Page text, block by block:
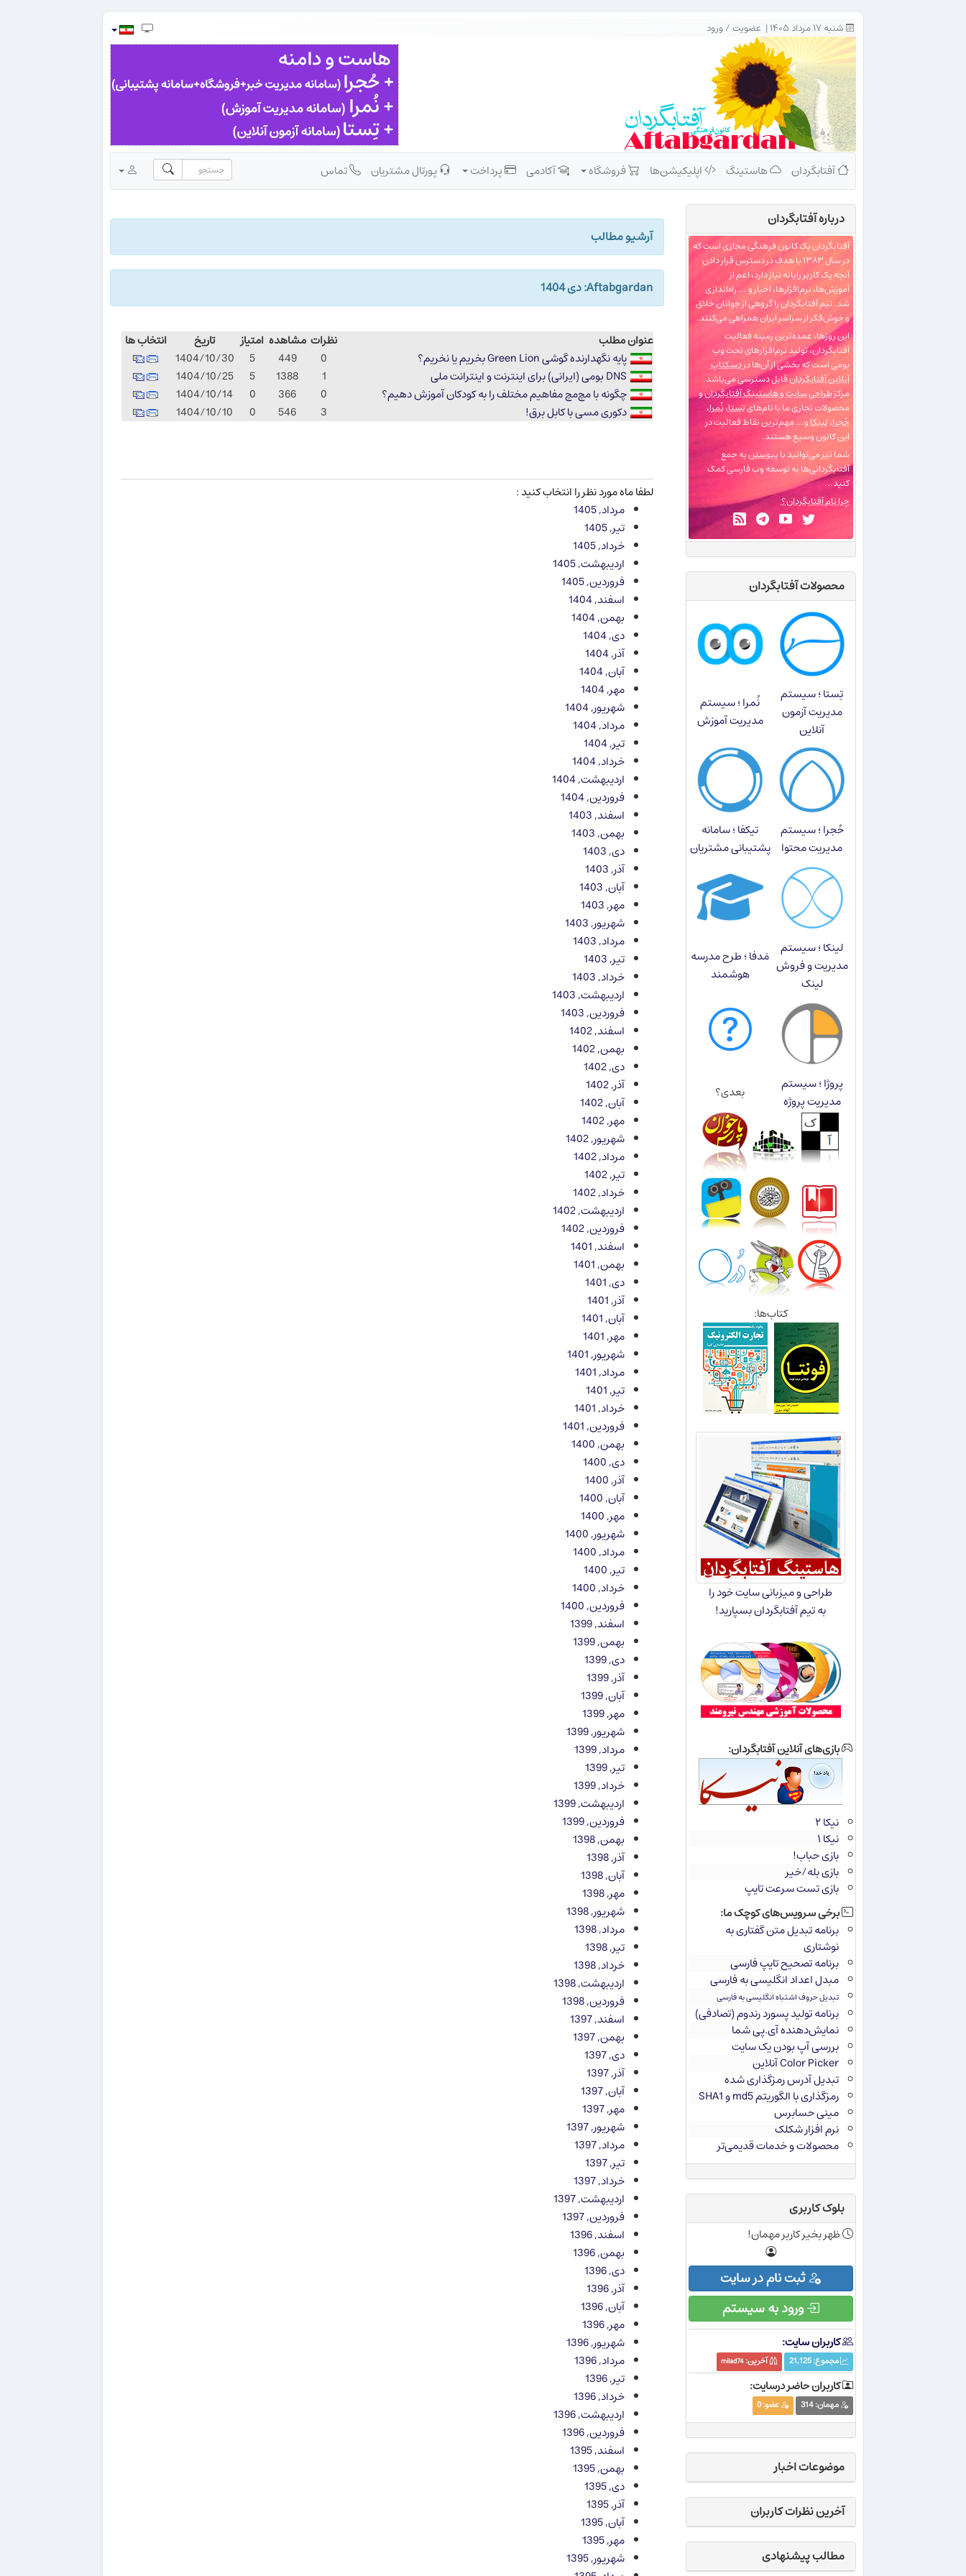
شنبه ۱۷ مرداد ۱۴۰۵ | عضویت/ورود
آفتابگردان هاستینگ اپلیکیشن‌ها فروشگاه آکادمی پرداخت پورتال مشتریان تماس
آرشیو مطالب
Aftabgardan: دی 1404
عنوان مطلب نظرات مشاهده امتیاز تاریخ
انتخاب ها
پایه نگهدارنده گوشی Green Lion بخریم یا نخریم؟
0
449
5
1404/10/30
DNS بومی (ایرانی) برای اینترنت و اینترانت ملی
1
1388
5
1404/10/25
چگونه با مچ‌مچ مفاهیم مختلف را به کودکان آموزش دهیم؟
0
366
0
1404/10/14
دکوری مسی با کابل برق!
3
546
0
1404/10/10
لطفا ماه مورد نظر را انتخاب کنید :
مرداد, 1405
تیر, 1405
خرداد, 1405
اردیبهشت, 1405
فروردین, 1405
اسفند, 1404
بهمن, 1404
دی, 1404
آذر, 1404
آبان, 1404
مهر, 1404
شهریور, 1404
مرداد, 1404
تیر, 1404
خرداد, 1404
اردیبهشت, 1404
فروردین, 1404
اسفند, 1403
بهمن, 1403
دی, 1403
آذر, 1403
آبان, 1403
مهر, 1403
شهریور, 1403
مرداد, 1403
تیر, 1403
خرداد, 1403
اردیبهشت, 1403
فروردین, 1403
اسفند, 1402
بهمن, 1402
دی, 1402
آذر, 1402
آبان, 1402
مهر, 1402
شهریور, 1402
مرداد, 1402
تیر, 1402
خرداد, 1402
اردیبهشت, 1402
فروردین, 1402
اسفند, 1401
بهمن, 1401
دی, 1401
آذر, 1401
آبان, 1401
مهر, 1401
شهریور, 1401
مرداد, 1401
تیر, 1401
خرداد, 1401
فروردین, 1401
بهمن, 1400
دی, 1400
آذر, 1400
آبان, 1400
مهر, 1400
شهریور, 1400
مرداد, 1400
تیر, 1400
خرداد, 1400
فروردین, 1400
اسفند, 1399
بهمن, 1399
دی, 1399
آذر, 1399
آبان, 1399
مهر, 1399
شهریور, 1399
مرداد, 1399
تیر, 1399
خرداد, 1399
اردیبهشت, 1399
فروردین, 1399
بهمن, 1398
آذر, 1398
آبان, 1398
مهر, 1398
شهریور, 1398
مرداد, 1398
تیر, 1398
خرداد, 1398
اردیبهشت, 1398
فروردین, 1398
اسفند, 1397
بهمن, 1397
دی, 1397
آذر, 1397
آبان, 1397
مهر, 1397
شهریور, 1397
مرداد, 1397
تیر, 1397
خرداد, 1397
اردیبهشت, 1397
فروردین, 1397
اسفند, 1396
بهمن, 1396
دی, 1396
آذر, 1396
آبان, 1396
مهر, 1396
شهریور, 1396
مرداد, 1396
تیر, 1396
خرداد, 1396
اردیبهشت, 1396
فروردین, 1396
اسفند, 1395
بهمن, 1395
دی, 1395
آذر, 1395
آبان, 1395
مهر, 1395
شهریور, 1395
درباره‌ آفتابگردان
آفتابگردان یک کانون فرهنگی مجازی است که
در سال ۱۳۸۳ با هدف در دسترس قرار دادن
آنچه یک کاربر رایانه نیاز دارد، اعم از
آموزش‌ها، نرم‌افزارها، اخبار و ... راه‌اندازی
شد. تیم آفتابگردان را گروهی از جوانان خلاق
و خوش‌فکر از سراسر ایران همراهی می‌کنند.
این روزها، عمده‌ترین زمینه فعالیت
آفتابگردان، تولید نرم‌افزارهای تحت وب
بومی است که بخشی از آن‌ها دردسکتاپ
آنلاین آفتابگردانقابل دسترسی می‌باشد.
مرکزطراحی سایت و هاستینگ آفتابگردانو
محصولات تجاری ما با نام‌هایتِستا،نُمرا،
حُجرا،لینکاو... مهم‌ترین نقاط فعالیت در
این کانون وسیع هستند.
شما نیز می‌توانید باپیوستنبه جمع
آفتابگردانی‌ها به توسعه وب فارسی کمک
کنید...
چرا نام آفتابگردان؟
محصولات آفتابگردان
تِستا ؛ سیستم
مدیریت آزمون
آنلاین
نُمرا ؛ سیستم
مدیریت آموزش
حُجرا ؛ سیستم
مدیریت محتوا
تیکفا ؛ سامانه
پشتیبانی مشتریان
لینکا ؛ سیستم
مدیریت و فروش
لینک
مَدفا ؛ طرح مدرسه
هوشمند
پروژا ؛ سیستم
مدیریت پروژه
بعدی؟
کتاب‌ها:
طراحی و میزبانی سایت خود را
به تیم آفتابگردان بسپارید!
بازی‌های آنلاین آفتابگردان:
نیکا ۲
نیکا ۱
بازی حباب!
بازی بله/خیر
بازی تست سرعت تایپ
برخی سرویس‌های کوچک ما:
برنامه تبدیل متن گفتاری به
نوشتاری
برنامه تصحیح تایپ فارسی
مبدل اعداد انگلیسی به فارسی
تبدیل حروف اشتباه انگلیسی به فارسی
برنامه تولید پسورد رندوم (تصادفی)
نمایش‌دهنده آی.پی شما
بررسی آپ بودن یک سایت
Color Picker آنلاین
تبدیل آدرس رمزگذاری شده
رمزگذاری با الگوریتم md5 و SHA1
مینی حسابرس
نرم افزار شکلک
محصولات و خدمات قدیمی‌تر
بلوک کاربری
ظهر بخیر کاربر مهمان!
ثبت نام در سایت
ورود به سیستم
کاربران سایت:
مجموع:21,125 آخرین:milad74
کاربران حاضر درسایت:
مهمان:314 عضو:0
موضوعات اخبار
آخرین نظرات کاربران
مطالب پیشنهادی